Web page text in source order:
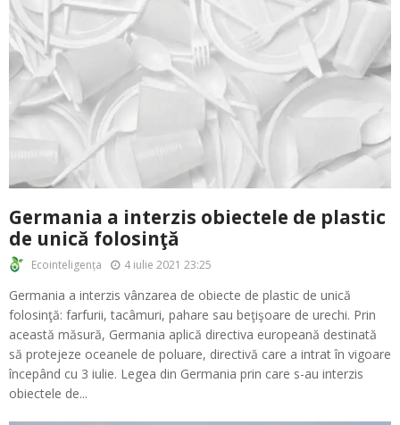
Germania a interzis obiectele de plastic
de unică folosinţă
Ecointeligența 4 iulie 2021 23:25
Germania a interzis vânzarea de obiecte de plastic de unică
folosinţă: farfurii, tacâmuri, pahare sau beţişoare de urechi. Prin
această măsură, Germania aplică directiva europeană destinată
să protejeze oceanele de poluare, directivă care a intrat în vigoare
începând cu 3 iulie. Legea din Germania prin care s-au interzis
obiectele de...